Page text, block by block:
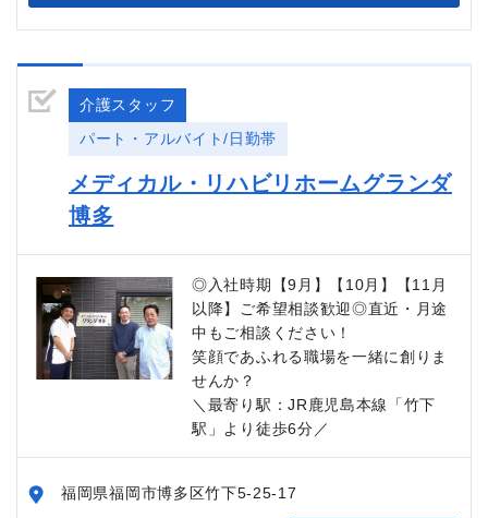
介護スタッフ
パート・アルバイト/日勤帯
メディカル・リハビリホームグランダ
博多
◎入社時期【9月】【10月】【11月
以降】ご希望相談歓迎◎直近・月途
中もご相談ください！
笑顔であふれる職場を一緒に創りま
せんか？
＼最寄り駅：JR鹿児島本線「竹下
駅」より徒歩6分／
福岡県福岡市博多区竹下5-25-17